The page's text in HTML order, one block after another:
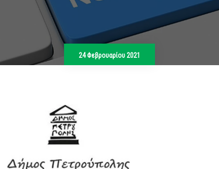
24 Φεβρουαρίου 2021